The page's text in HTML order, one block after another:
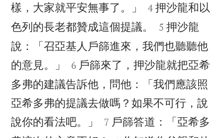
樣，大家就平安無事了。」


4 押沙龍和以
色列的長老都贊成這個提議。


5 押沙龍
說：「召亞基人戶篩進來，我們也聽聽他
的意見。」


6 戶篩來了，押沙龍就把亞希
多弗的建議告訴他，問他：「我們應該照
亞希多弗的提議去做嗎？如果不可行，說
說你的看法吧。」


7 戶篩答道：「亞希多